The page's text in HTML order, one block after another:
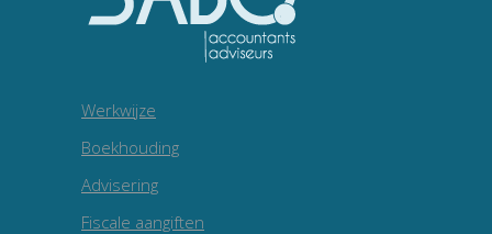
Werkwijze
Boekhouding
Advisering
Fiscale aangiften